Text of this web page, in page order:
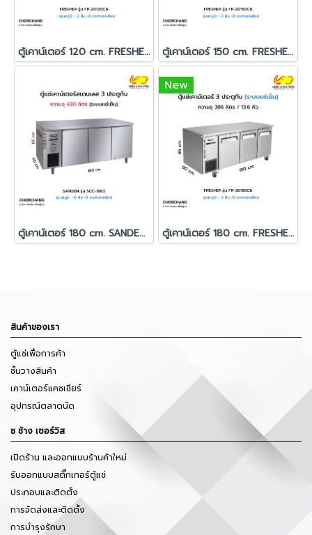
ตู้เคาน์เตอร์ 120 cm. FRESHER รุ่น FR-2D120C6 ตู้เคาน์เตอร์ 150 cm. FRESHER รุ่น FR-2D150C6
ตู้เคาน์เตอร์ 180 cm. SANDEN รุ่น SCC-1863
New
ตู้เคาน์เตอร์ 180 cm. FRESHER รุ่น FR-3D180C6
สินค้าของเรา
ตู้แช่เพื่อการค้า
ชั้นวางสินค้า
เคาน์เตอร์แคชเชียร์
อุปกรณ์ตลาดนัด
ช ช้าง เซอร์วิส
เปิดร้าน และออกแบบร้านค้าใหม่
รับออกแบบสติ๊กเกอร์ตู้แช่
ประกอบและติดตั้ง
การจัดส่งและติดตั้ง
การบำรุงรักษา